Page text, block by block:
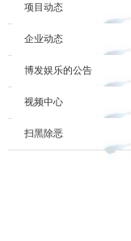
项目动态
企业动态
博发娱乐的公告
视频中心
扫黑除恶